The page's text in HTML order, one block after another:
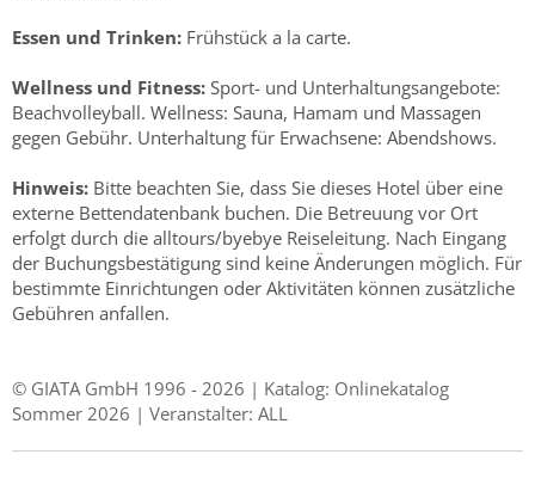
Essen und Trinken: Frühstück a la carte.
Wellness und Fitness: Sport- und Unterhaltungsangebote:
Beachvolleyball. Wellness: Sauna, Hamam und Massagen
gegen Gebühr. Unterhaltung für Erwachsene: Abendshows.
Hinweis: Bitte beachten Sie, dass Sie dieses Hotel über eine
externe Bettendatenbank buchen. Die Betreuung vor Ort
erfolgt durch die alltours/byebye Reiseleitung. Nach Eingang
der Buchungsbestätigung sind keine Änderungen möglich. Für
bestimmte Einrichtungen oder Aktivitäten können zusätzliche
Gebühren anfallen.
© GIATA GmbH 1996 - 2026 | Katalog: Onlinekatalog
Sommer 2026 | Veranstalter: ALL